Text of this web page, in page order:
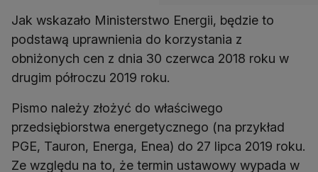
Jak wskazało Ministerstwo Energii, będzie to
podstawą uprawnienia do korzystania z
obniżonych cen z dnia 30 czerwca 2018 roku w
drugim półroczu 2019 roku.
Pismo należy złożyć do właściwego
przedsiębiorstwa energetycznego (na przykład
PGE, Tauron, Energa, Enea) do 27 lipca 2019 roku.
Ze względu na to, że termin ustawowy wypada w